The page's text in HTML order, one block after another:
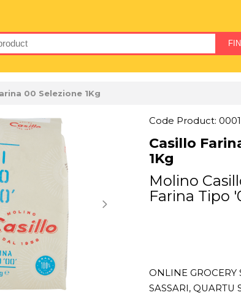
00 Selezione 1Kg
Code Product:
Casillo
1Kg
Molino
Farina Tipo
ONLINE
SASSARI, QUARTU